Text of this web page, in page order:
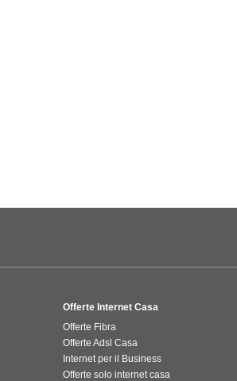
Offerte Internet Casa
Offerte Fibra
Offerte Adsl Casa
Internet per il Business
Offerte solo internet casa